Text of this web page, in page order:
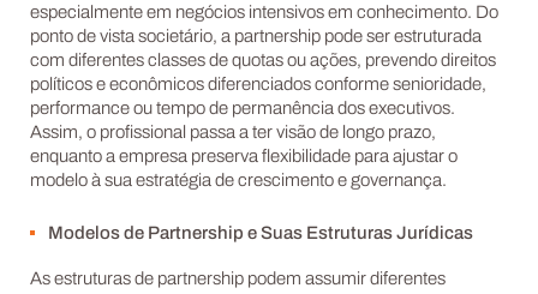
especialmente em negócios intensivos em conhecimento. Do
ponto de vista societário, a partnership pode ser estruturada
com diferentes classes de quotas ou ações, prevendo direitos
políticos e econômicos diferenciados conforme senioridade,
performance ou tempo de permanência dos executivos.
Assim, o profissional passa a ter visão de longo prazo,
enquanto a empresa preserva flexibilidade para ajustar o
modelo à sua estratégia de crescimento e governança.
Modelos de Partnership e Suas Estruturas Jurídicas
As estruturas de partnership podem assumir diferentes